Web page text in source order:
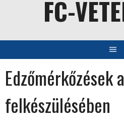
FC-
Edzőmérkőzések
felkészülésében